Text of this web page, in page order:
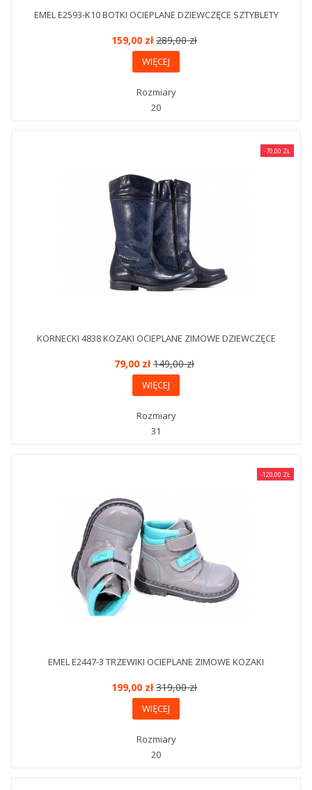
EMEL E2593-K10 BOTKI OCIEPLANE DZIEWCZĘCE SZTYBLETY
159,00 zł289,00 zł
WIĘCEJ
Rozmiary
20
-70,00 ZŁ
KORNECKI 4838 KOZAKI OCIEPLANE ZIMOWE DZIEWCZĘCE
79,00 zł149,00 zł
WIĘCEJ
Rozmiary
31
-120,00 ZŁ
EMEL E2447-3 TRZEWIKI OCIEPLANE ZIMOWE KOZAKI
199,00 zł319,00 zł
WIĘCEJ
Rozmiary
20